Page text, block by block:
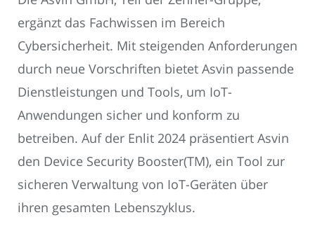
ergänzt das Fachwissen im Bereich
Cybersicherheit. Mit steigenden Anforderungen
durch neue Vorschriften bietet Asvin passende
Dienstleistungen und Tools, um IoT-
Anwendungen sicher und konform zu
betreiben. Auf der Enlit 2024 präsentiert Asvin
den Device Security Booster(TM), ein Tool zur
sicheren Verwaltung von IoT-Geräten über
ihren gesamten Lebenszyklus.